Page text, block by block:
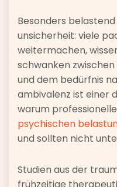
Besonders
unsicherheit: viele
weitermachen,
schwanken
und dem bedürfnis
ambivalenz ist einer
warum
psychischen
und sollten nicht
Studien aus der